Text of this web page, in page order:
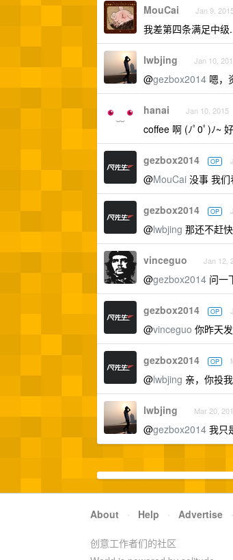
MouCai Jan 9,
我差第四条满足中级
lwbjing Jan 10,
@gezbox2014 嗯，
hanai Jan 10, 2015
coffee 啊 (ﾉﾟ0ﾟ)ﾉ~
gezbox2014 OP
@MouCai 没事 我
gezbox2014 OP
@lwbjing 那还不赶
vinceguo Jan 12,
@gezbox2014 问一
gezbox2014 OP
@vinceguo 你昨天
gezbox2014 OP
@lwbjing 亲，你投
lwbjing Mar 20,
@gezbox2014 我只
About · Help · Advertise ·
创意工作者们的社区